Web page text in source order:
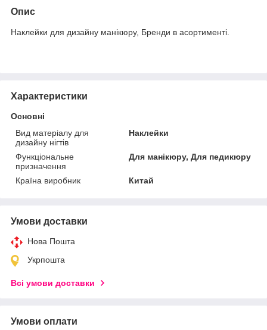
Опис
Наклейки для дизайну манікюру, Бренди в асортименті.
Характеристики
Основні
Вид матеріалу для
дизайну нігтів
Наклейки
Функціональне
призначення
Для манікюру, Для педикюру
Країна виробник Китай
Умови доставки
Нова Пошта
Укрпошта
Всі умови доставки
Умови оплати